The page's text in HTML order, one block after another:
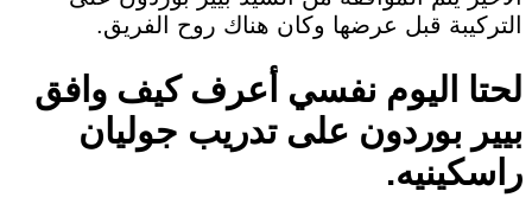
التركيبة قبل عرضها وكان هناك روح الفريق.
لحتا اليوم نفسي أعرف كيف وافق
بيير بوردون على تدريب جوليان
راسكينيه.